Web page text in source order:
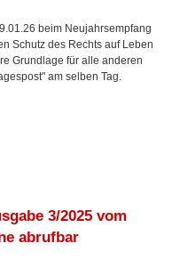
beim Neujahrsempfang
Schutz des Rechts auf Leben
Grundlage für alle anderen
am selben Tag.
3/2025 vom
abrufbar